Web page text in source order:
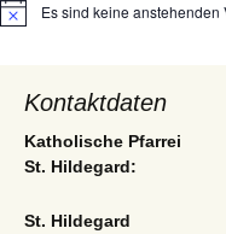
HinweisEs sind keine
Kontaktdaten
Katholische Pfarrei
St. Hildegard:
St. Hildegard